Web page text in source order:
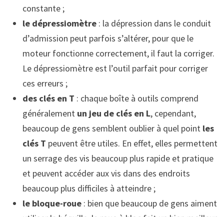
constante ;
le dépressiomètre: la dépression dans le conduit
d’admission peut parfois s’altérer, pour que le
moteur fonctionne correctement, il faut la corriger.
Le dépressiomètre est l’outil parfait pour corriger
ces erreurs ;
des clés en T : chaque boîte à outils comprend
généralement un jeu de clés en L, cependant,
beaucoup de gens semblent oublier à quel point les
clés T peuvent être utiles. En effet, elles permettent
un serrage des vis beaucoup plus rapide et pratique
et peuvent accéder aux vis dans des endroits
beaucoup plus difficiles à atteindre ;
le bloque-roue: bien que beaucoup de gens aiment